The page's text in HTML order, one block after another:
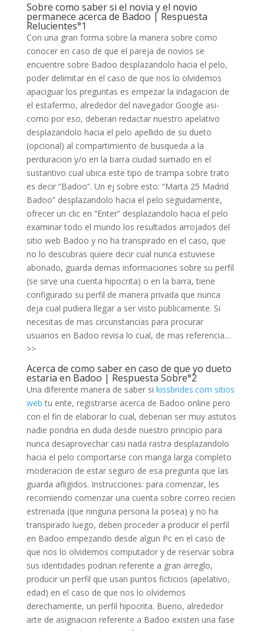
Sobre como saber si el novia y el novio
permanece acerca de Badoo | Respuesta
Relucientes°1
Con una gran forma sobre la manera sobre como
conocer en caso de que el pareja de novios se
encuentre sobre Badoo desplazandolo hacia el pelo,
poder delimitar en el caso de que nos lo olvidemos
apaciguar los preguntas es empezar la indagacion de
el estafermo, alrededor del navegador Google asi­
como por eso, deberan redactar nuestro apelativo
desplazandolo hacia el pelo apellido de su dueto
(opcional) al compartimiento de busqueda a la
perduracion y/o en la barra ciudad sumado en el
sustantivo cual ubica este tipo de trampa sobre trato
es decir “Badoo”. Un ej sobre esto: “Marta 25 Madrid
Badoo” desplazandolo hacia el pelo seguidamente,
ofrecer un clic en “Enter” desplazandolo hacia el pelo
examinar todo el mundo los resultados arrojados del
sitio web Badoo y no ha transpirado en el caso, que
no lo descubras quiere decir cual nunca estuviese
abonado, guarda demas informaciones sobre su perfil
(se sirve una cuenta hipocrita) o en la barra, tiene
configurado su perfil de manera privada que nunca
deja cual pudiera llegar a ser visto publicamente. Si
necesitas de mas circunstancias para procurar
usuarios en Badoo revisa lo cual, de mas referencia…
>>
Acerca de como saber en caso de que yo dueto
estaria en Badoo | Respuesta Sobre°2
Una diferente manera de saber si kissbrides.com sitios
web tu ente, registrarse acerca de Badoo online pero
con el fin de elaborar lo cual, deberi­an ser muy astutos
nadie pondri­a en duda desde nuestro principio para
nunca desaprovechar casi nada rastra desplazandolo
hacia el pelo comportarse con manga larga completo
moderacion de estar seguro de esa pregunta que las
guarda afligidos. Instrucciones: para comenzar, les
recomiendo comenzar una cuenta sobre correo recien
estrenada (que ninguna persona la posea) y no ha
transpirado luego, deben proceder a producir el perfil
en Badoo empezando desde algun Pc en el caso de
que nos lo olvidemos computador y de reservar sobra
sus identidades podrian referente a gran arreglo,
producir un perfil que usan puntos ficticios (apelativo,
edad) en el caso de que nos lo olvidemos
derechamente, un perfil hipocrita. Bueno, alrededor
arte de asignacion referente a Badoo existen una fase